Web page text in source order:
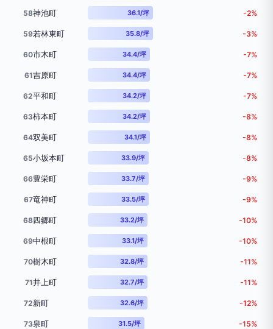
58神池町 36.1/坪 -2%
59若林東町 35.8/坪 -3%
60市木町 34.4/坪 -7%
61吉原町 34.4/坪 -7%
62平和町 34.2/坪 -7%
63柿本町 34.2/坪 -8%
64双美町 34.1/坪 -8%
65小坂本町 33.9/坪 -8%
66豊栄町 33.7/坪 -9%
67竜神町 33.5/坪 -9%
68四郷町 33.2/坪 -10%
69中根町 33.1/坪 -10%
70樹木町 32.8/坪 -11%
71井上町 32.7/坪 -11%
72新町 32.6/坪 -12%
73泉町 31.5/坪 -15%